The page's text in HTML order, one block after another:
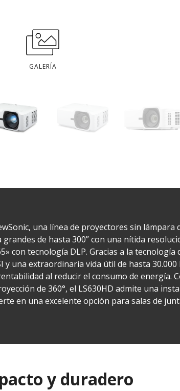
GALERÍA
una línea de proyectores sin lámpara
de hasta 300” con una nítida
con tecnología DLP. Gracias a la
una extraordinaria vida útil de hasta 30.000
al reducir el consumo de energía.
de 360°, el LS630HD admite una
en una excelente opción para salas de
y duradero